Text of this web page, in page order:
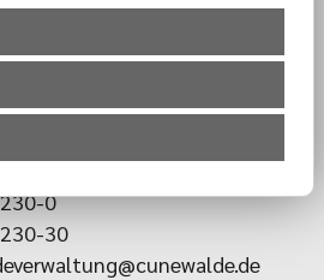
Cunewalde
0
30